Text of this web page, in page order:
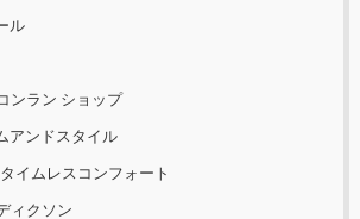
ル
コンラン ショップ
ムアンドスタイル
タイムレスコンフォート
ィクソン